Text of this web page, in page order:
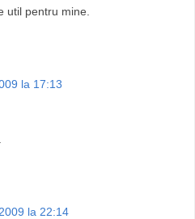
util pentru mine.
la 17:13
la 22:14